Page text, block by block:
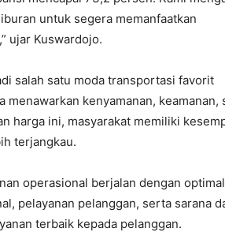
untuk segera memanfaatkan
ujar Kuswardojo.
salah satu moda transportasi favorit
kenyamanan, keamanan,
harga ini, masyarakat memiliki
terjangkau.
operasional berjalan dengan optimal
pelayanan pelanggan, serta sarana
terbaik kepada pelanggan.